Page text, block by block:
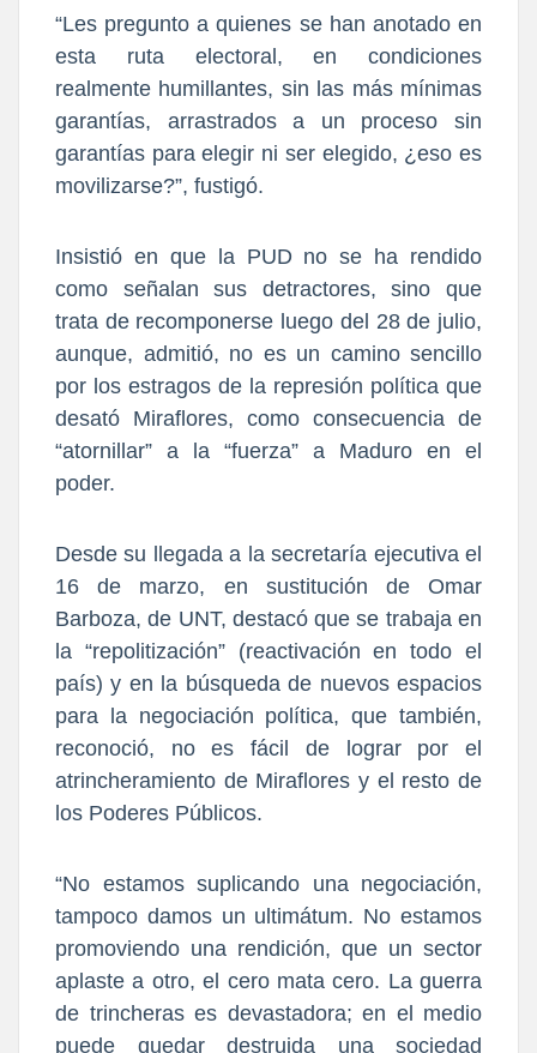
“Les pregunto a quienes se han anotado en
esta ruta electoral, en condiciones
realmente humillantes, sin las más mínimas
garantías, arrastrados a un proceso sin
garantías para elegir ni ser elegido, ¿eso es
movilizarse?”, fustigó.
Insistió en que la PUD no se ha rendido
como señalan sus detractores, sino que
trata de recomponerse luego del 28 de julio,
aunque, admitió, no es un camino sencillo
por los estragos de la represión política que
desató Miraflores, como consecuencia de
“atornillar” a la “fuerza” a Maduro en el
poder.
Desde su llegada a la secretaría ejecutiva el
16 de marzo, en sustitución de Omar
Barboza, de UNT, destacó que se trabaja en
la “repolitización” (reactivación en todo el
país) y en la búsqueda de nuevos espacios
para la negociación política, que también,
reconoció, no es fácil de lograr por el
atrincheramiento de Miraflores y el resto de
los Poderes Públicos.
“No estamos suplicando una negociación,
tampoco damos un ultimátum. No estamos
promoviendo una rendición, que un sector
aplaste a otro, el cero mata cero. La guerra
de trincheras es devastadora; en el medio
puede quedar destruida una sociedad